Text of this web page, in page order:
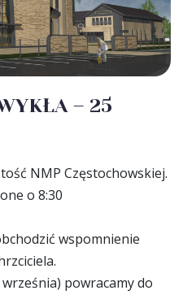
– 25
NMP Częstochowskiej.
o 8:30
wspomnienie
powracamy do